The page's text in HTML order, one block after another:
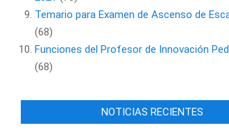
Temario para Examen de Ascenso de
(68)
Funciones del Profesor de Innovación
(68)
NOTICIAS RECIENTES